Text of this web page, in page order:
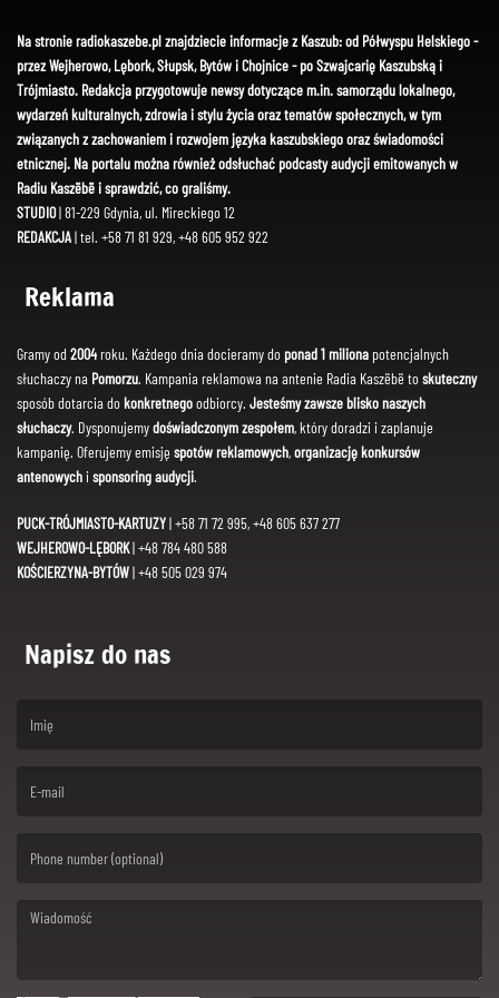
Na stronie radiokaszebe.pl znajdziecie informacje z Kaszub: od Półwyspu Helskiego -
przez Wejherowo, Lębork, Słupsk, Bytów i Chojnice - po Szwajcarię Kaszubską i
Trójmiasto. Redakcja przygotowuje newsy dotyczące m.in. samorządu lokalnego,
wydarzeń kulturalnych, zdrowia i stylu życia oraz tematów społecznych, w tym
związanych z zachowaniem i rozwojem języka kaszubskiego oraz świadomości
etnicznej. Na portalu można również odsłuchać podcasty audycji emitowanych w
Radiu Kaszëbë i sprawdzić, co graliśmy.
STUDIO| 81-229 Gdynia, ul. Mireckiego 12
REDAKCJA| tel. +58 71 81 929, +48 605 952 922
Reklama
Gramy od 2004roku. Każdego dnia docieramy do ponad 1 miliona potencjalnych
słuchaczy na Pomorzu. Kampania reklamowa na antenie Radia Kaszëbë toskuteczny
sposób dotarcia dokonkretnegoodbiorcy. Jesteśmy zawsze blisko naszych
słuchaczy. Dysponujemydoświadczonym zespołem, który doradzi i zaplanuje
kampanię. Oferujemy emisję spotów reklamowych,organizację konkursów
antenowychi sponsoring audycji.
PUCK-TRÓJMIASTO-KARTUZY| +58 71 72 995, +48 605 637 277
WEJHEROWO-LĘBORK| +48 784 480 588
KOŚCIERZYNA-BYTÓW| +48 505 029 974
Napisz do nas